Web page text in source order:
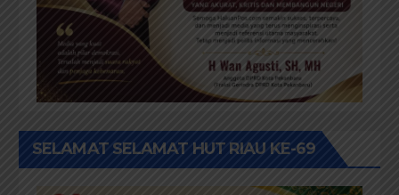
SELAMAT SELAMAT HUT RIAU KE-69